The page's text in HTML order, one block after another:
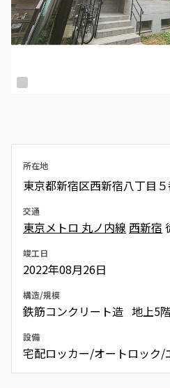
所在地
東京都新宿区西新宿八丁目
交通
東京メトロ 丸ノ内線 西新宿
竣工日
2022年08月26日
構造/規模
鉄筋コンクリート造 地上5
設備
宅配ロッカー/オートロック/